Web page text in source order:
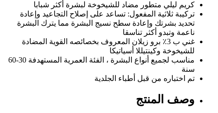
كريم ليلي متطور مضاد للشيخوخة لبشرة أكثر شبابا
تركيبة ثلاثية المفعول: تساعد على إصلاح التجاعيد وإعادة
تحديد بشرتك وإعادة سطح نسيج البشرة مما يترك البشرة
ناعمة وتبدو أكثر تناسقا
غني ب 3٪ برو زيلان المعروف بخصائصه القوية المضادة
للشيخوخة وكينتيللا أسياتيكا
مناسب لجميع أنواع البشرة ، الفئة العمرية المستهدفة 30-60
سنة
تم اختباره من قبل أطباء الجلدية
وصف المنتج